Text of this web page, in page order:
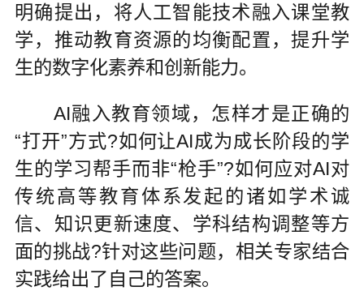
明确提出，将人工智能技术融入课堂教
学，推动教育资源的均衡配置，提升学
生的数字化素养和创新能力。
AI融入教育领域，怎样才是正确的
“打开”方式?如何让AI成为成长阶段的学
生的学习帮手而非“枪手”?如何应对AI对
传统高等教育体系发起的诸如学术诚
信、知识更新速度、学科结构调整等方
面的挑战?针对这些问题，相关专家结合
实践给出了自己的答案。